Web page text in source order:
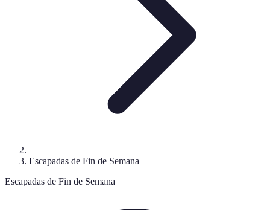
Escapadas de Fin de Semana
Escapadas de Fin de Semana